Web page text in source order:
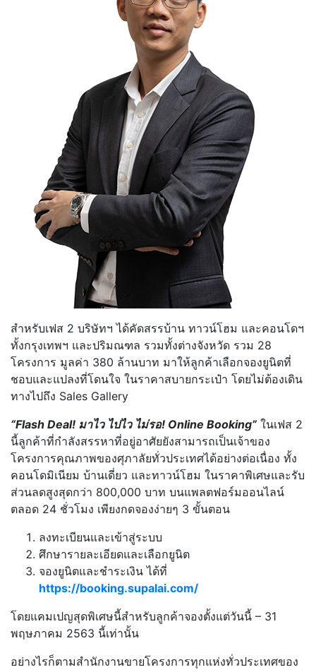
สำหรับเฟส 2 บริษัทฯ ได้คัดสรรบ้าน ทาวน์โฮม และคอนโดฯ
ทั้งกรุงเทพฯ และปริมณฑล รวมทั้งต่างจังหวัด รวม 28
โครงการ มูลค่า 380 ล้านบาท มาให้ลูกค้าเลือกจองยูนิตที่
ชอบและแปลงที่โดนใจ ในราคาสบายกระเป๋า โดยไม่ต้องเดิน
ทางไปถึง Sales Gallery
“Flash Deal! มาไว ไปไว ไม่รอ! Online Booking” ในเฟส 2
นี้ลูกค้าที่กำลังสรรหาที่อยู่อาศัยยังสามารถเป็นเจ้าของ
โครงการคุณภาพของศุภาลัยทั่วประเทศได้อย่างต่อเนื่อง ทั้ง
คอนโดมิเนียม บ้านเดี่ยว และทาวน์โฮม ในราคาพิเศษและรับ
ส่วนลดสูงสุดกว่า 800,000 บาท บนแพลตฟอร์มออนไลน์
ตลอด 24 ชั่วโมง เพียงกดจองง่ายๆ 3 ขั้นตอน
ลงทะเบียนและเข้าสู่ระบบ
ศึกษารายละเอียดและเลือกยูนิต
จองยูนิตและชำระเงิน ได้ที่
https://booking.supalai.com/
โดยแคมเปญสุดพิเศษนี้สำหรับลูกค้าจองตั้งแต่วันนี้ – 31
พฤษภาคม 2563 นี้เท่านั้น
อย่างไรก็ตามสำนักงานขายโครงการทุกแห่งทั่วประเทศของ